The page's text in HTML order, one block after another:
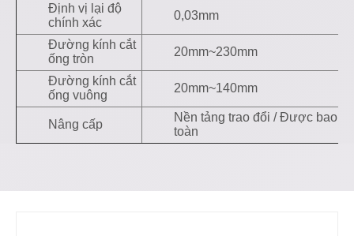
Định vị lại độ
chính xác
0,03mm
Đường kính cắt
ống tròn
20mm~230mm
Đường kính cắt
ống vuông
20mm~140mm
Nâng cấp
Nền tảng trao đổi / Được bao
toàn